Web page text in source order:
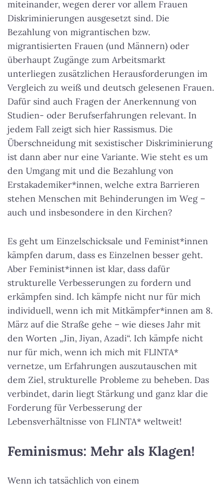
miteinander, wegen derer vor allem Frauen
Diskriminierungen ausgesetzt sind. Die
Bezahlung von migrantischen bzw.
migrantisierten Frauen (und Männern) oder
überhaupt Zugänge zum Arbeitsmarkt
unterliegen zusätzlichen Herausforderungen im
Vergleich zu weiß und deutsch gelesenen Frauen.
Dafür sind auch Fragen der Anerkennung von
Studien- oder Berufserfahrungen relevant. In
jedem Fall zeigt sich hier Rassismus. Die
Überschneidung mit sexistischer Diskriminierung
ist dann aber nur eine Variante. Wie steht es um
den Umgang mit und die Bezahlung von
Erstakademiker*innen, welche extra Barrieren
stehen Menschen mit Behinderungen im Weg –
auch und insbesondere in den Kirchen?
Es geht um Einzelschicksale und Feminist*innen
kämpfen darum, dass es Einzelnen besser geht.
Aber Feminist*innen ist klar, dass dafür
strukturelle Verbesserungen zu fordern und
erkämpfen sind. Ich kämpfe nicht nur für mich
individuell, wenn ich mit Mitkämpfer*innen am 8.
März auf die Straße gehe – wie dieses Jahr mit
den Worten „Jin, Jiyan, Azadi“. Ich kämpfe nicht
nur für mich, wenn ich mich mit FLINTA*
vernetze, um Erfahrungen auszutauschen mit
dem Ziel, strukturelle Probleme zu beheben. Das
verbindet, darin liegt Stärkung und ganz klar die
Forderung für Verbesserung der
Lebensverhältnisse von FLINTA* weltweit!
Feminismus: Mehr als Klagen!
Wenn ich tatsächlich von einem